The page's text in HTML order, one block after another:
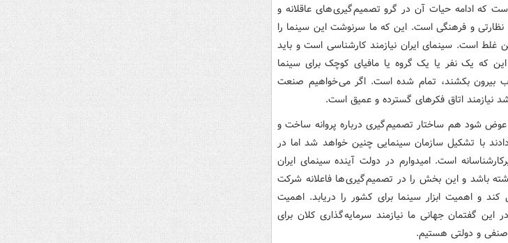
که ادامه حیات آن در گرو تصمیم گیری های عاقلانه و
نظارتی و فرهنگی است. این که ما سرنوشت این سینما را
است. سینمای ایران نیازمند کارشناسی است و باید
که یک نفر یا یک گروه یا مافیای کوچک برای سینما
بیرون بکشند، تمام شده است. اگر می خواهیم صنعت
نیازمند اتاق فکرهای گسترده و عمیق است.
شود هم ساختار تصمیم گیری درباره پروانه ساخت و
با تشکیل سازمان سینمایی چنین خواهد شد اما در
است. امیدوارم در دولت آینده سینمای ایران
باشد و این بخش را در تصمیم گیری ها فاعلانه شرکت
و اهمیت ابزار سینما برای کشور را دریابد. اهمیت
گفتمان جهانی ما نیازمند سرمایه گذاری کلان برای
و دولتی هستیم.